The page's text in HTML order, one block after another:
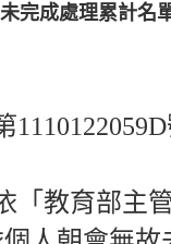
完成處理累計名
「教育部主